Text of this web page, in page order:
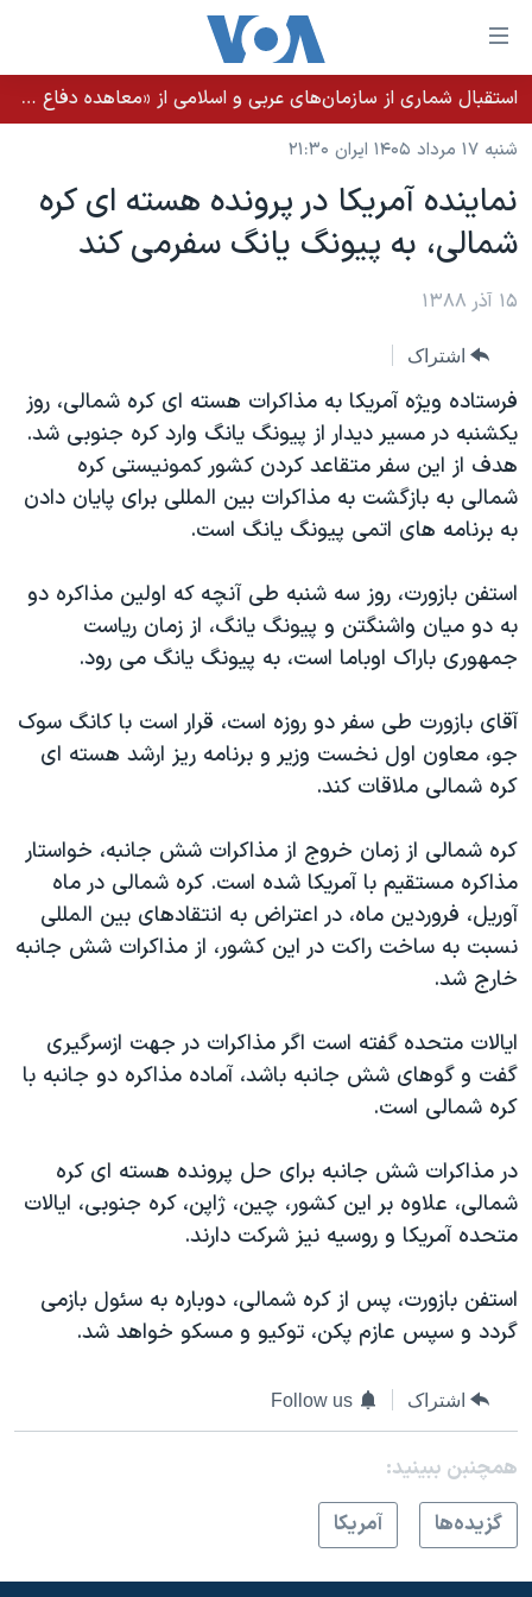
لینکهای
قابل
دسترسی
جهش
محتوای
اصلی
به
اصلی
جهش
به
جستجو
خانه
نسخه سبک وب‌سایت
موضوع ها
ایران
آمریکا
گزیده‌ها
ویژه برنامه‌ها
ویدیوها
حقوق شهروندی
اقتصادی
اسرائیل در جنگ
گالری عکس
برنامه های تلویزیونی
جدول برنامه ها
صفحه‌های ویژه
عملیات خشم حماسی
۲۵۰سالگی آمریکا
بایگانی برنامه‌های تلویزیونی
انتخابات ریاست جمهوری آمریکا ۲۰۲۴
حمله جمهوری اسلامی به اسرائیل
ورزش زنان در ایران
اعتراضات زن، زندگی، آزادی
تریبونال مردمی آبان ۹۸
دادگاه حمید نوری
چهل سال گروگان‌گیری
قانون شفافیت دارائی کادر رهبری ایران
اسرائیل در جنگ
نرگس محمدی برنده جایزه نوبل صلح
صفحه‌های ویژه
سفر پرزیدنت ترامپ به چین
فرکانس‌های صدای آمریکا
پخش رادیویی
یادگیری زبان انگلیسی
زبانهای مختلف
استقبال شماری از سازمان‌های عربی و اسلامی از «معاهده دفاع مشترک مکه»
شنبه ۱۷ مرداد ۱۴۰۵ ایران ۲۱:۳۰
نماینده آمریکا در پرونده هسته ای کره
شمالی، به پیونگ یانگ سفرمی کند
۱۵ آذر ۱۳۸۸
اشتراک
فرستاده ویژه آمریکا به مذاکرات هسته ای کره شمالی، روز
یکشنبه در مسیر دیدار از پیونگ یانگ وارد کره جنوبی شد.
هدف از این سفر متقاعد کردن کشور کمونیستی کره
شمالی به بازگشت به مذاکرات بین المللی برای پایان دادن
به برنامه های اتمی پیونگ یانگ است.
استفن بازورت، روز سه شنبه طی آنچه که اولین مذاکره دو
به دو میان واشنگتن و پیونگ یانگ، از زمان ریاست
جمهوری باراک اوباما است، به پیونگ یانگ می رود.
آقای بازورت طی سفر دو روزه است، قرار است با کانگ سوک
جو، معاون اول نخست وزیر و برنامه ریز ارشد هسته ای
کره شمالی ملاقات کند.
کره شمالی از زمان خروج از مذاکرات شش جانبه، خواستار
مذاکره مستقیم با آمریکا شده است. کره شمالی در ماه
آوریل، فروردین ماه، در اعتراض به انتقادهای بین المللی
نسبت به ساخت راکت در این کشور، از مذاکرات شش جانبه
خارج شد.
ایالات متحده گفته است اگر مذاکرات در جهت ازسرگیری
گفت و گوهای شش جانبه باشد، آماده مذاکره دو جانبه با
کره شمالی است.
در مذاکرات شش جانبه برای حل پرونده هسته ای کره
شمالی، علاوه بر این کشور، چین، ژاپن، کره جنوبی، ایالات
متحده آمریکا و روسیه نیز شرکت دارند.
استفن بازورت، پس از کره شمالی، دوباره به سئول بازمی
گردد و سپس عازم پکن، توکیو و مسکو خواهد شد.
اشتراک Follow us
همچنبن ببینید:
گزيده‌ها
آمريکا